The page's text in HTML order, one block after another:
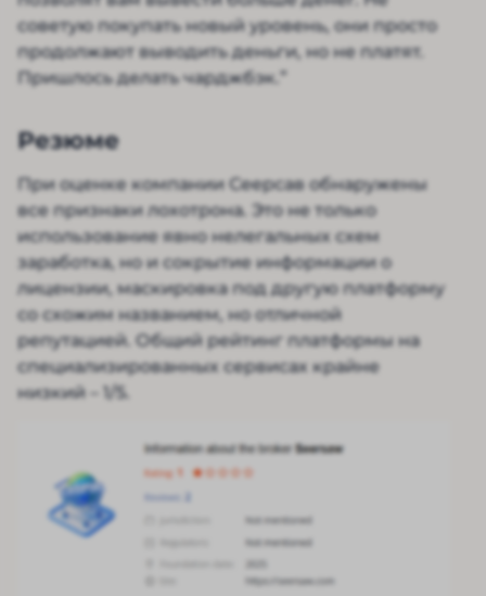
советую покупать новый уровень, они просто
продолжают выводить деньги, но не платят.
Пришлось делать чарджбэк.”
Резюме
При оценке компании Сеерсав обнаружены
все признаки лохотрона. Это не только
использование явно нелегальных схем
заработка, но и сокрытие информации о
лицензии, маскировка под другую платформу
со схожим названием, но отличной
репутацией. Общий рейтинг платформы на
специализированных сервисах крайне
низкий – 1/5.